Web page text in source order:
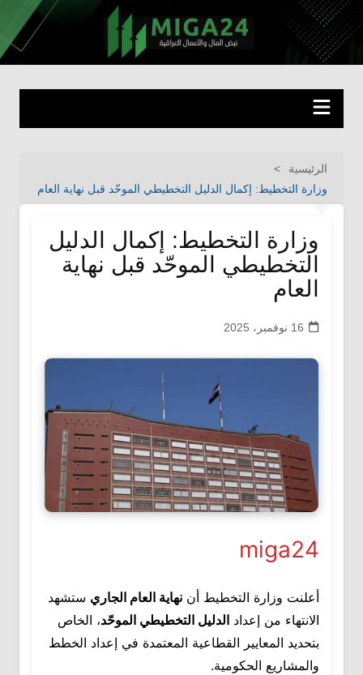
التجاوز
إلى
المحتوى
miga24.com نبض المال والأعمال العراقية
الرئيسية
وزارة التخطيط: إكمال الدليل التخطيطي الموحّد قبل نهاية العام
وزارة التخطيط: إكمال الدليل
التخطيطي الموحّد قبل نهاية
العام
16 نوفمبر، 2025
miga24
أعلنت وزارة التخطيط أن نهاية العام الجاري ستشهد
الانتهاء من إعداد الدليل التخطيطي الموحّد، الخاص
بتحديد المعايير القطاعية المعتمدة في إعداد الخطط
والمشاريع الحكومية.